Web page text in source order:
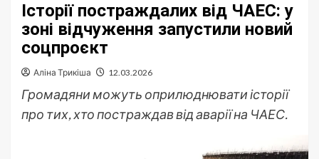
Історії постраждалих від ЧАЕС: у
зоні відчуження запустили новий
соцпроєкт
Аліна Трикіша 12.03.2026
Громадяни можуть оприлюднювати історії
про тих, хто постраждав від аварії на ЧАЕС.